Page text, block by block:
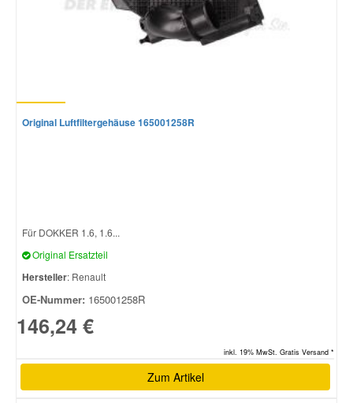
Original Luftfiltergehäuse 165001258R
Für DOKKER 1.6, 1.6...
Original Ersatzteil
Hersteller: Renault
OE-Nummer: 165001258R
146,24 €
inkl. 19% MwSt. Gratis Versand *
Zum Artikel